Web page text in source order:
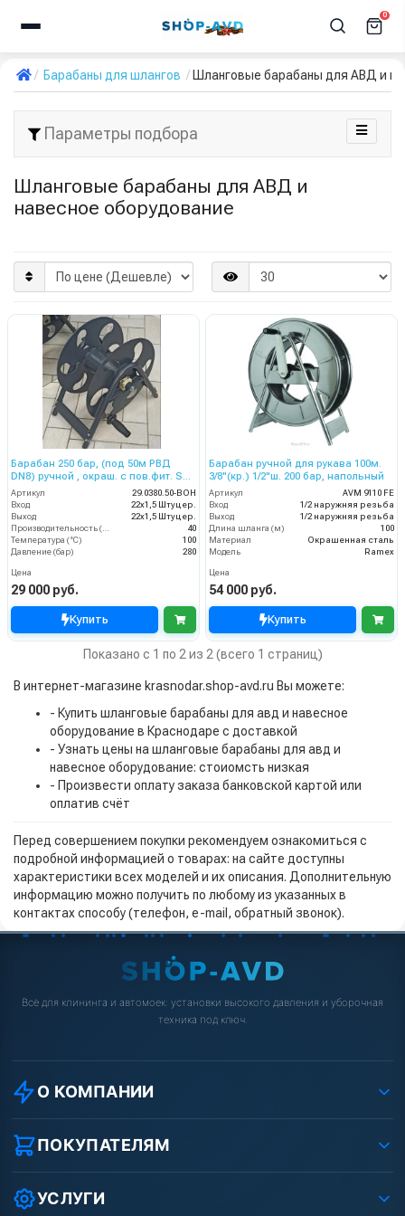
0
Барабаны для шлангов Шланговые барабаны для АВД и
Параметры подбора
Шланговые барабаны для АВД и
навесное оборудование
Барабан 250 бар, (под 50м РВД
DN8) ручной , окраш. с пов.фит. SW
90, вход 22*1,5 ш.
Артикул
29.0380.50-BOH
Вход
22х1,5 Штуцер.
Выход
22х1,5 Штуцер.
40
Температура (°C)
100
Давление (бар)
280
Цена
29 000 руб.
Купить
Барабан ручной для рукава 100м.
3/8"(кр.) 1/2"ш. 200 бар, напольный
Артикул
AVM 9110 FE
Вход
1/2 наружняя резьба
Выход
1/2 наружняя резьба
Длина шланга (м)
100
Материал
Окрашенная сталь
Модель
Ramex
Цена
54 000 руб.
Купить
Показано с 1 по 2 из 2 (всего 1 страниц)
В интернет-магазине krasnodar.shop-avd.ru Вы можете:
- Купить шланговые барабаны для авд и навесное
оборудование в Краснодаре с доставкой
- Узнать цены на шланговые барабаны для авд и
навесное оборудование: стоиомсть низкая
- Произвести оплату заказа банковской картой или
оплатив счёт
Перед совершением покупки рекомендуем ознакомиться с
подробной информацией о товарах: на сайте доступны
характеристики всех моделей и их описания. Дополнительную
информацию можно получить по любому из указанных в
контактах способу (телефон, e-mail, обратный звонок).
Всё для клининга и автомоек: установки высокого давления и уборочная
техника под ключ.
О КОМПАНИИ
О компании
Реквизиты ООО «Шоп АВД»
Защита данных клиента
Условия соглашения
Вакансии
ПОКУПАТЕЛЯМ
Как заказать?
Оплата
УСЛУГИ